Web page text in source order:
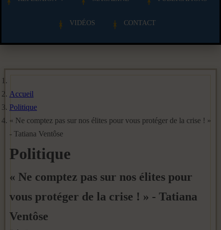
VIDÉOS CONTACT
Accueil
Politique
« Ne comptez pas sur nos élites pour vous protéger de la crise ! »
- Tatiana Ventôse
Politique
« Ne comptez pas sur nos élites pour
vous protéger de la crise ! » - Tatiana
Ventôse